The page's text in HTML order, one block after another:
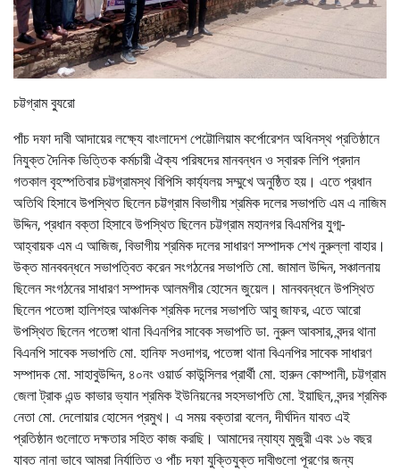
চট্টগ্রাম ব্যুরো
পাঁচ দফা দাবী আদায়ের লক্ষ্যে বাংলাদেশ পেট্টোলিয়াম কর্পোরেশন অধিনস্থ প্রতিষ্ঠানে
নিযুক্ত দৈনিক ভিত্তিক কর্মচারী ঐক্য পরিষদের মানবন্ধন ও স্বারক লিপি প্রদান
গতকাল বৃহস্পতিবার চট্টগ্রামস্থ বিপিসি কার্য্যলয় সম্মুখে অনুষ্ঠিত হয়। এতে প্রধান
অতিথি হিসাবে উপস্থিত ছিলেন চট্টগ্রাম বিভাগীয় শ্রমিক দলের সভাপতি এম এ নাজিম
উদ্দিন, প্রধান বক্তা হিসাবে উপস্থিত ছিলেন চট্টগ্রাম মহানগর বিএমপির যুগ্ম-
আহ্বায়ক এম এ আজিজ, বিভাগীয় শ্রমিক দলের সাধারণ সম্পাদক শেখ নুরুল্লা বাহার।
উক্ত মানববন্ধনে সভাপত্বিত করেন সংগঠনের সভাপতি মো. জামাল উদ্দিন, সঞ্চালনায়
ছিলেন সংগঠনের সাধারণ সম্পাদক আলমগীর হোসেন জুয়েল। মানববন্ধনে উপস্থিত
ছিলেন পতেঙ্গা হালিশহর আঞ্চলিক শ্রমিক দলের সভাপতি আবু জাফর, এতে আরো
উপস্থিত ছিলেন পতেঙ্গা থানা বিএনপির সাবেক সভাপতি ডা. নুরুল আবসার, বন্দর থানা
বিএনপি সাবেক সভাপতি মো. হানিফ সওদাগর, পতেঙ্গা থানা বিএনপির সাবেক সাধারণ
সম্পাদক মো. সাহাবুউদ্দিন, ৪০নং ওয়ার্ড কাউন্সিলর প্রার্থী মো. হারুন কোম্পানী, চট্টগ্রাম
জেলা ট্রাক এন্ড কাভার ভ্যান শ্রমিক ইউনিয়নের সহসভাপতি মো. ইয়াছিন, বন্দর শ্রমিক
নেতা মো. দেলোয়ার হোসেন প্রমুখ। এ সময় বক্তারা বলেন, দীর্ঘদিন যাবত এই
প্রতিষ্ঠান গুলোতে দক্ষতার সহিত কাজ করছি। আমাদের ন্যায্য মুজুরী এবং ১৬ বছর
যাবত নানা ভাবে আমরা নির্যাতিত ও পাঁচ দফা যুক্তিযুক্ত দাবীগুলো পূরণের জন্য